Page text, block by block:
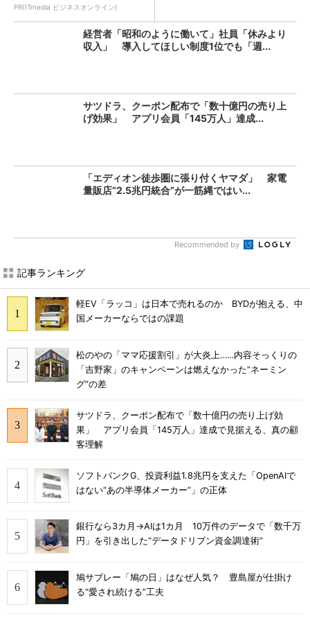
PR(ITmedia ビジネスオンライン)
経営者「昭和のように働いて」社員「休みより
収入」 導入してほしい制度1位でも「週...
サツドラ、クーポン配布で「数十億円の売り上
げ効果」 アプリ会員「145万人」達成...
「エディオン徒歩圏に張り付くヤマダ」 家電
量販店“2.5兆円統合”が一筋縄ではい...
Recommended by
記事ランキング
軽EV「ラッコ」は日本で売れるのか BYDが抱える、中
国メーカーならではの課題
松のやの「ママ応援割引」が大炎上……内容そっくりの
「吉野家」のキャンペーンは燃えなかった“ネーミン
グ”の差
サツドラ、クーポン配布で「数十億円の売り上げ効
果」 アプリ会員「145万人」達成で見据える、真の顧
客理解
ソフトバンクG、投資利益1.8兆円を支えた「OpenAIで
はない“あの半導体メーカー”」の正体
銀行なら3カ月→AIは1カ月 10万件のデータで「数千万
円」を引き出した“データドリブン資金調達術”
鳩サブレー「鳩の日」はなぜ人気？ 豊島屋が仕掛け
る“愛され続ける”工夫